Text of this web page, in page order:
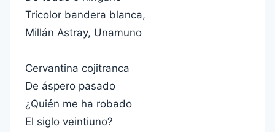
Tricolor bandera blanca,
Millán Astray, Unamuno
Cervantina cojitranca
De áspero pasado
¿Quién me ha robado
El siglo veintiuno?